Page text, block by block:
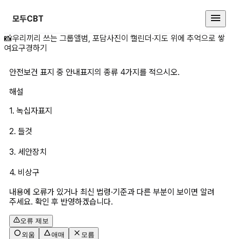
모두CBT
안전보건 표지 중 안내표지의 종류
📸우리끼리 쓰는 그룹앨범, 포담사진이 캘린더·지도 위에 추억으로 쌓
여요구경하기
안전보건 표지 중 안내표지의 종류 4가지를 적으시오.
해설
1. 녹십자표지
2. 들것
3. 세안장치
4. 비상구
내용에 오류가 있거나 최신 법령·기준과 다른 부분이 보이면 알려
주세요. 확인 후 반영하겠습니다.
오류 제보
외움
애매
모름